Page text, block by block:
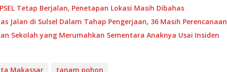
Tetap Berjalan, Penetapan Lokasi Masih Dibahas
Jalan di Sulsel Dalam Tahap Pengerjaan, 36 Masih Perencanaan
Sekolah yang Merumahkan Sementara Anaknya Usai Insiden
Makassar tanam pohon